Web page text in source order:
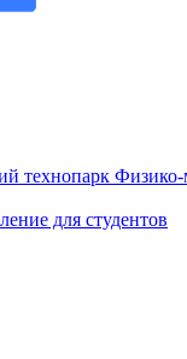
технопарк Физико-
для студентов